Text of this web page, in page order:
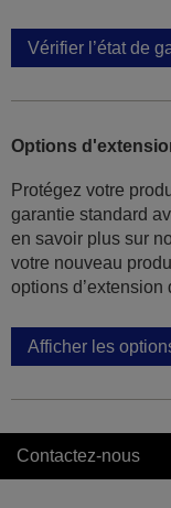
Vérifier l’état de
Options
Protégez votre
garantie standard
en savoir plus sur
votre nouveau
options
Afficher les
Contactez-nous